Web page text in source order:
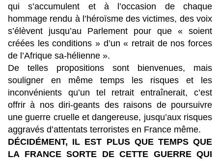
qui s’accumulent et à l’occasion de chaque
hommage rendu à l’héroïsme des victimes, des voix
s’élèvent jusqu’au Parlement pour que « soient
créées les conditions » d’un « retrait de nos forces
de l’Afrique sa-hélienne ».
De telles propositions sont bienvenues, mais
souligner en même temps les risques et les
inconvénients qu’un tel retrait entraînerait, c’est
offrir à nos diri-geants des raisons de poursuivre
une guerre cruelle et dangereuse, jusqu’aux risques
aggravés d’attentats terroristes en France même.
DÉCIDÉMENT, IL EST PLUS QUE TEMPS QUE
LA FRANCE SORTE DE CETTE GUERRE QUI